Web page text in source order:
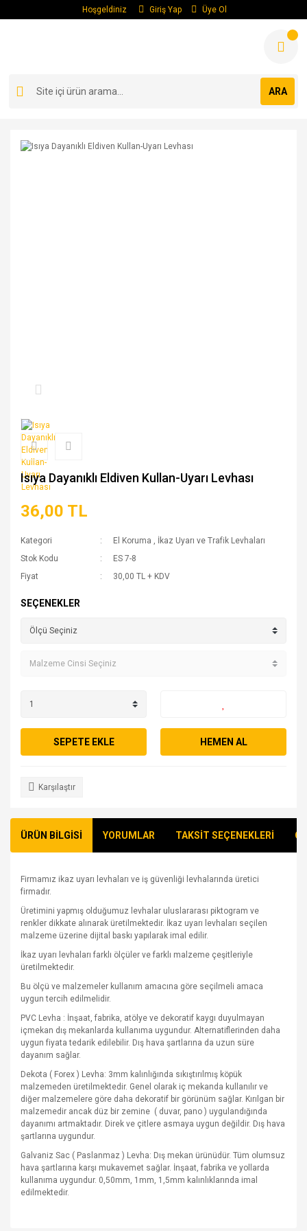
Hoşgeldiniz Giriş Yap Üye Ol
ARA
Isıya Dayanıklı Eldiven Kullan-Uyarı Levhası
36,00 TL
Kategori El Koruma , İkaz Uyarı ve Trafik Levhaları
Stok Kodu
ES 7-8
Fiyat
30,00 TL + KDV
SEÇENEKLER
SEPETE EKLE HEMEN AL
Karşılaştır
ÜRÜN BİLGİSİ YORUMLAR TAKSİT SEÇENEKLERİ
Firmamız ikaz uyarı levhaları ve iş güvenliği levhalarında üretici
firmadır.
Üretimini yapmış olduğumuz levhalar uluslararası piktogram ve
renkler dikkate alınarak üretilmektedir. İkaz uyarı levhaları seçilen
malzeme üzerine dijital baskı yapılarak imal edilir.
İkaz uyarı levhaları farklı ölçüler ve farklı malzeme çeşitleriyle
üretilmektedir.
Bu ölçü ve malzemeler kullanım amacına göre seçilmeli amaca
uygun tercih edilmelidir.
PVC Levha : İnşaat, fabrika, atölye ve dekoratif kaygı duyulmayan
içmekan dış mekanlarda kullanıma uygundur. Alternatiflerinden daha
uygun fiyata tedarik edilebilir. Dış hava şartlarına da uzun süre
dayanım sağlar.
Dekota ( Forex ) Levha: 3mm kalınlığında sıkıştırılmış köpük
malzemeden üretilmektedir. Genel olarak iç mekanda kullanılır ve
diğer malzemelere göre daha dekoratif bir görünüm sağlar. Kırılgan bir
malzemedir ancak düz bir zemine ( duvar, pano ) uygulandığında
dayanımı artmaktadır. Direk ve çitlere asmaya uygun değildir. Dış hava
şartlarına uygundur.
Galvaniz Sac ( Paslanmaz ) Levha: Dış mekan ürünüdür. Tüm olumsuz
hava şartlarına karşı mukavemet sağlar. İnşaat, fabrika ve yollarda
kullanıma uygundur. 0,50mm, 1mm, 1,5mm kalınlıklarında imal
edilmektedir.